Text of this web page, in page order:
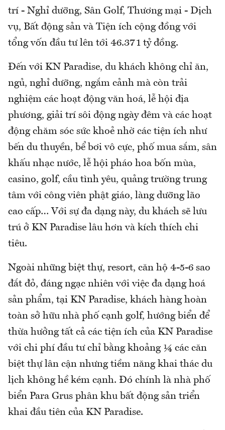
trí - Nghỉ dưỡng, Sân Golf, Thương mại - Dịch
vụ, Bất động sản và Tiện ích cộng đồng với
tổng vốn đầu tư lên tới 46.371 tỷ đồng.
Đến với KN Paradise, du khách không chỉ ăn,
ngủ, nghỉ dưỡng, ngắm cảnh mà còn trải
nghiệm các hoạt động văn hoá, lễ hội địa
phương, giải trí sôi động ngày đêm và các hoạt
động chăm sóc sức khoẻ nhờ các tiện ích như
bến du thuyền, bể bơi vô cực, phố mua sắm, sân
khấu nhạc nước, lễ hội pháo hoa bốn mùa,
casino, golf, cầu tình yêu, quảng trường trung
tâm với công viên phật giáo, làng dưỡng lão
cao cấp… Với sự đa dạng này, du khách sẽ lưu
trú ở KN Paradise lâu hơn và kích thích chi
tiêu.
Ngoài những biệt thự, resort, căn hộ 4-5-6 sao
đắt đỏ, đáng ngạc nhiên với việc đa dạng hoá
sản phẩm, tại KN Paradise, khách hàng hoàn
toàn sở hữu nhà phố cạnh golf, hướng biển để
thừa hưởng tất cả các tiện ích của KN Paradise
với chi phí đầu tư chỉ bằng khoảng ¼ các căn
biệt thự lân cận nhưng tiềm năng khai thác du
lịch không hề kém cạnh. Đó chính là nhà phố
biển Para Grus phân khu bất động sản triển
khai đầu tiên của KN Paradise.